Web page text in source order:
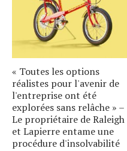
« Toutes les options
réalistes pour l'avenir de
l'entreprise ont été
explorées sans relâche » –
Le propriétaire de Raleigh
et Lapierre entame une
procédure d'insolvabilité